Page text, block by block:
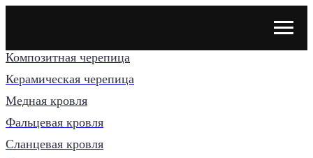
Композитная черепица
Керамическая черепица
Медная кровля
Фальцевая кровля
Сланцевая кровля